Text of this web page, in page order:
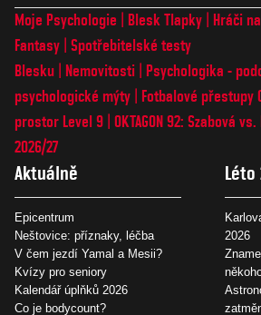
Moje Psychologie Blesk Tlapky Hráči
Fantasy Spotřebitelské testy
Blesku
Nemovitosti
Psychologika -
psychologické mýty
Fotbalové přestupy
prostor Level 9 OKTAGON 92: Szabová
2026/27
Aktuálně
Epicentrum
Neštovice: příznaky, léčba
V čem jezdí Yamal a Mesii?
Kvízy pro seniory
Kalendář úplňků 2026
Co je bodycount?
Léto
2026